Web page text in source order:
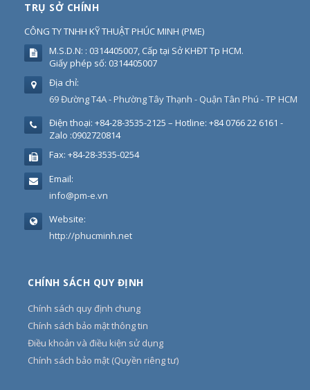
TRỤ SỞ CHÍNH
CÔNG TY TNHH KỸ THUẬT PHÚC MINH (PME)
M.S.D.N: : 0314405007, Cấp tại Sở KHĐT Tp HCM.
Giấy phép số: 0314405007
Địa chỉ:
69 Đường T4A - Phường Tây Thạnh - Quận Tân Phú - TP HCM
Điện thoại: +84-28-3535-2125 – Hotline: +84 0766 22 6161 -
Zalo :0902720814
Fax: +84-28-3535-0254
Email:
info@pm-e.vn
Website:
http://phucminh.net
CHÍNH SÁCH QUY ĐỊNH
Chính sách quy định chung
Chính sách bảo mật thông tin
Điều khoản và điều kiện sử dụng
Chính sách bảo mật (Quyền riêng tư)